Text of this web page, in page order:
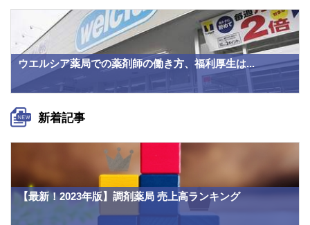
ウエルシア薬局での薬剤師の働き方、福利厚生は...
新着記事
【最新！2023年版】調剤薬局 売上高ランキング